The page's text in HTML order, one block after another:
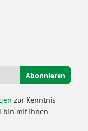
Abonnieren
zur Kenntnis
bin mit ihnen